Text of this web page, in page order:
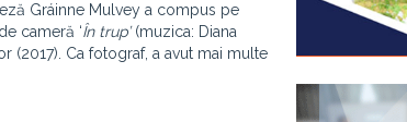
Gráinne Mulvey a compus pe
cameră ‘În trup’(muzica: Diana
(2017). Ca fotograf, a avut mai multe